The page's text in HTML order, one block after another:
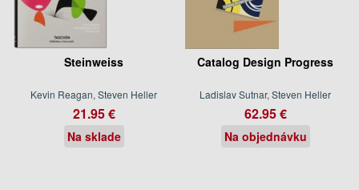
Steinweiss
Kevin Reagan, Steven Heller
21.95 €
Na sklade
Catalog Design Progress
Ladislav Sutnar, Steven Heller
62.95 €
Na objednávku